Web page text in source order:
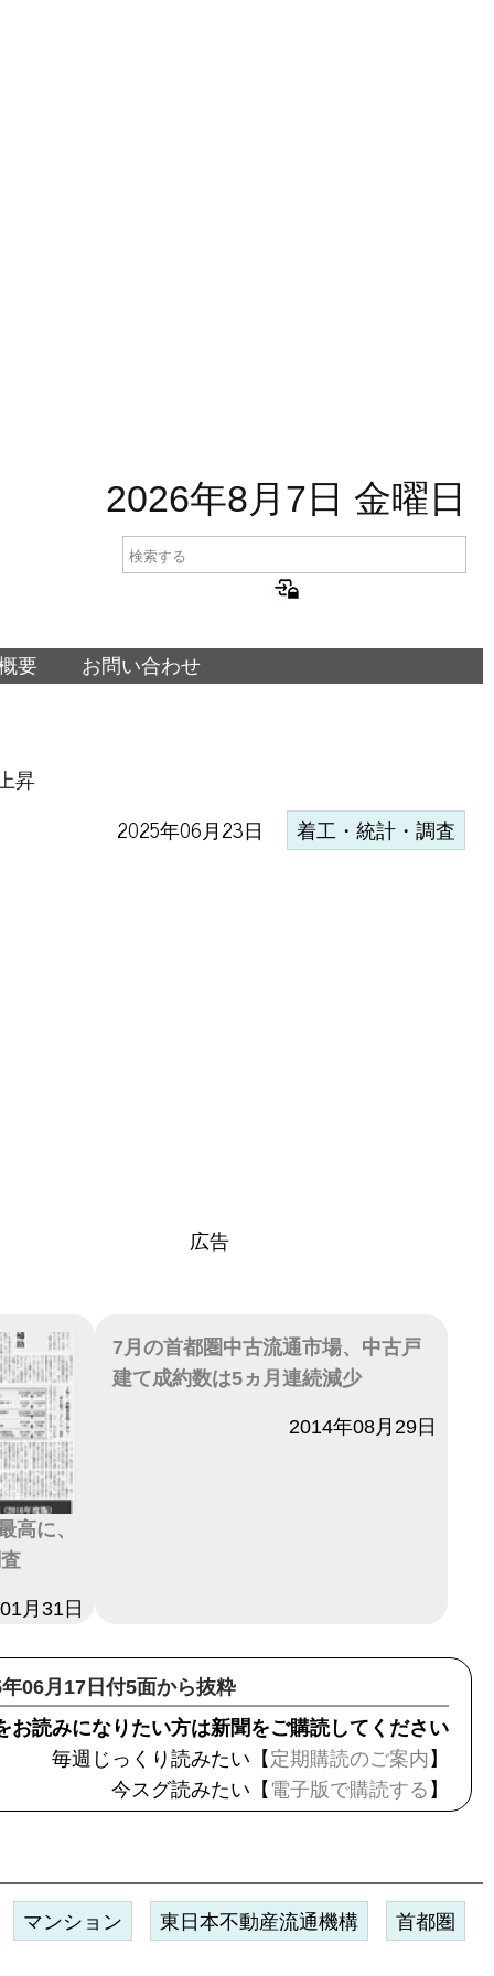
2026年8月7日 金曜日
要 お問い合わせ
昇
2025年06月23日 着工・統計・調査
広告
高に、
月31日
7月の首都圏中古流通市場、中古戸
建て成約数は5ヵ月連続減少
2014年08月29日
06月17日付5面から抜粋
お読みになりたい方は新聞をご購読してください
毎週じっくり読みたい【 定期購読のご案内 】
今スグ読みたい【 電子版で購読する 】
マンション 東日本不動産流通機構 首都圏